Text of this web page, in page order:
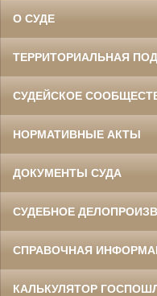
О СУДЕ
ТЕРРИТОРИАЛЬНАЯ
СУДЕЙСКОЕ
НОРМАТИВНЫЕ АКТЫ
ДОКУМЕНТЫ СУДА
СУДЕБНОЕ
СПРАВОЧНАЯ
КАЛЬКУЛЯТОР